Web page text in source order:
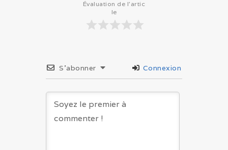
Évaluation de l'artic
le
S’abonner Connexion